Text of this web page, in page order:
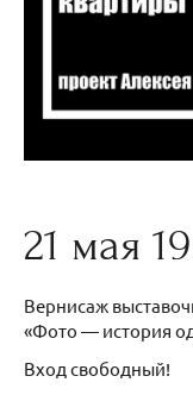
21 мая
Вернисаж
«Фото — история
Вход свободный!